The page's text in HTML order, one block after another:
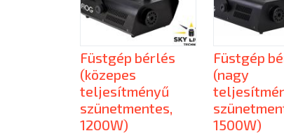
Füstgép bérlés
(közepes
teljesítményű
szünetmentes,
1200W)
Füstgép
(nagy
1500W)